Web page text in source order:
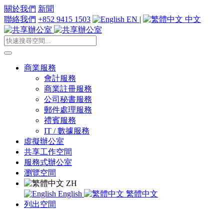
關於我們 新聞
聯絡我們 +852 9415 1503 EN | 中文
商業服務
會計服務
商業註冊服務
公司秘書服務
郵件處理服務
禮賓服務
IT / 數據服務
虛擬辦公室
共享工作空間
服務式辦公室
瀏覽空間
ZH
English
繁體中文
列出空間